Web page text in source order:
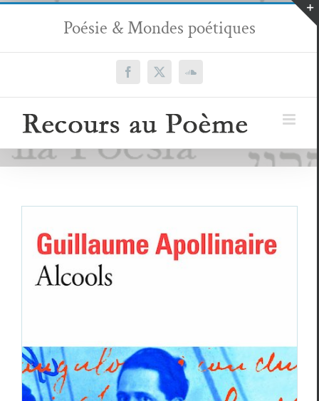
Passer
contenu
Poésie & Mondes poétiques
Facebook
X SoundCloud